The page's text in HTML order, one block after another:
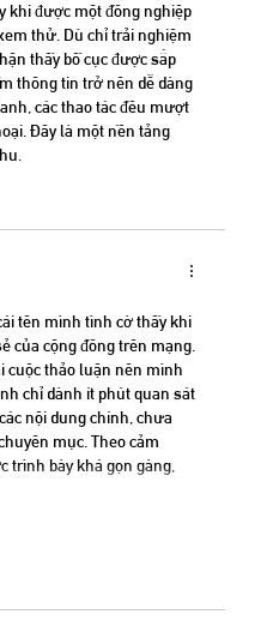
khi được một đồng nghiệp
thử. Dù chỉ trải nghiệm
thấy bố cục được sắp
thông tin trở nên dễ dàng
các thao tác đều mượt
Đây là một nền tảng
tên mình tình cờ thấy khi
của cộng đồng trên mạng.
cuộc thảo luận nên mình
chỉ dành ít phút quan sát
nội dung chính, chưa
mục. Theo cảm
trình bày khá gọn gàng,